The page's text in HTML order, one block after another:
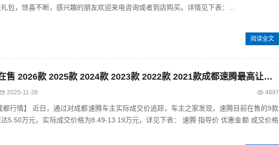
包，惊喜不断，感兴趣的朋友欢迎来电咨询或者到店购买。详情见下表：...
阅读全文
速腾 全部在售 2026款 2025款 2024款 2023款 2022款 2021款成都速腾最高让利5.50万元 仅8.49万可入手
2025-11-26 4897
都行情】 近日，通过对成都速腾车主实际成交价追踪，车主之家发现，速腾目前在售的9款
万元，实际成交价格为8.49-13.19万元，详见下表： 速腾 指导价 优惠金额 成交价格